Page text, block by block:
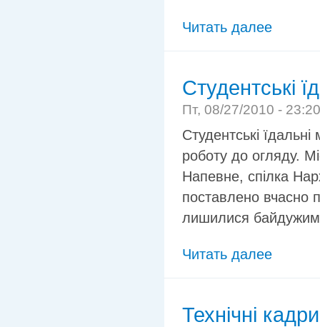
Читать далее
Студентські
Пт, 08/27/2010 -
Студентські
роботу до огляду.
Напевне, спілка
поставлено вчасно
лишилися
Читать далее
Технічні